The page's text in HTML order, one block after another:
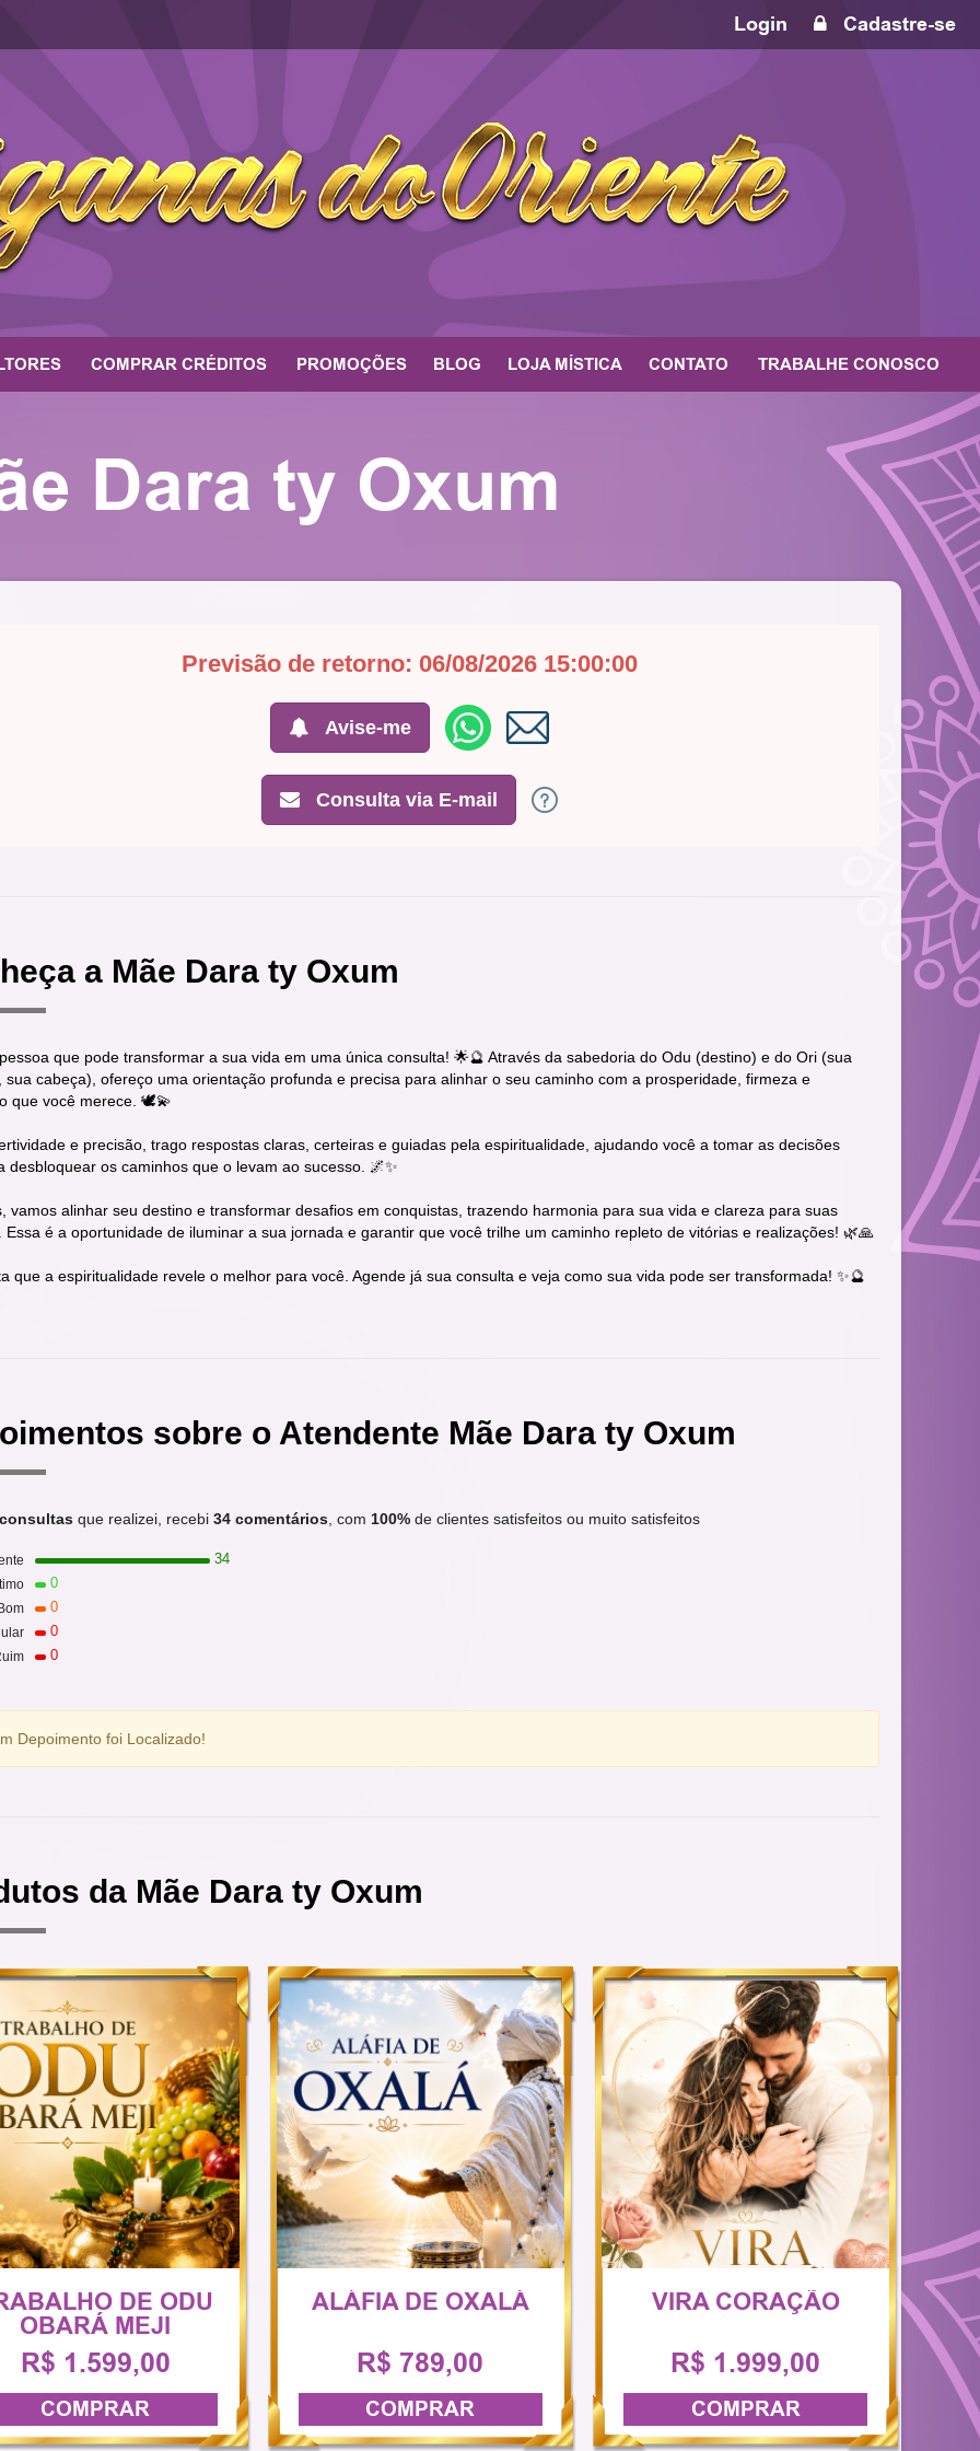
Login Cadastre-se
COMPRAR CRÉDITOS PROMOÇÕES BLOG LOJA MÍSTICA CONTATO TRABALHE CONOSCO
Dara ty Oxum
Previsão de retorno: 06/08/2026 15:00:00
Avise-me
Consulta via E-mail
a Mãe Dara ty Oxum
que pode transformar a sua vida em uma única consulta! 🌟🔮 Através da sabedoria do Odu (destino) e do Ori (sua
sua cabeça), ofereço uma orientação profunda e precisa para alinhar o seu caminho com a prosperidade, firmeza e
que você merece. 🕊️💫
e precisão, trago respostas claras, certeiras e guiadas pela espiritualidade, ajudando você a tomar as decisões
desbloquear os caminhos que o levam ao sucesso. 🌌✨
vamos alinhar seu destino e transformar desafios em conquistas, trazendo harmonia para sua vida e clareza para suas
Essa é a oportunidade de iluminar a sua jornada e garantir que você trilhe um caminho repleto de vitórias e realizações! 🌿🙏
que a espiritualidade revele o melhor para você. Agende já sua consulta e veja como sua vida pode ser transformada! ✨🔮
sobre o Atendente Mãe Dara ty Oxum
que realizei, recebi 34 comentários, com 100%de clientes satisfeitos ou muito satisfeitos
34
0
0
0
0
Depoimento foi Localizado!
da Mãe Dara ty Oxum
DE ODU
OBARÁ MEJI
R$ 1.599,00
COMPRAR
ALÁFIA DE OXALÁ
R$ 789,00
COMPRAR
VIRA CORAÇÃO
R$ 1.999,00
COMPRAR